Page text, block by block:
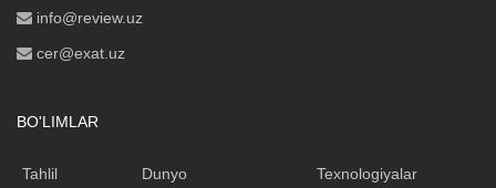
info@review.uz
cer@exat.uz
BO'LIMLAR
Tahlil
Dunyo
Texnologiyalar